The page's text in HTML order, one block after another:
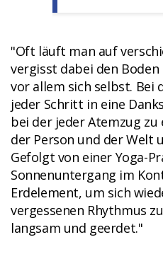
"Oft läuft man auf
vergisst dabei den
vor allem sich selbst. Bei
jeder Schritt in eine
bei der jeder Atemzug zu
der Person und der Welt
Gefolgt von einer Yoga-
Sonnenuntergang im
Erdelement, um sich
vergessenen Rhythmus
langsam und geerdet."